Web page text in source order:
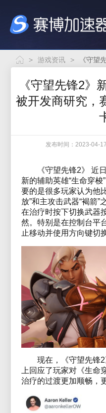
> 游戏资讯 >
《守望先锋2》
被开发商研究，
发布时间：2023-04-
《守望先锋2》 近
新的辅助英雄“生命穿
要的是很多玩家认为他
放”和主攻击武器“褐箭
在治疗时按下切换武器
然。特别是在控制台平
止移动并使用方向键切
现在，《守望先锋
上回应了玩家对《生命
治疗的过渡更加顺畅，